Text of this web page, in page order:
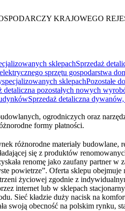
KRAJOWEGO
sklepachSprzedaż
sprzętu gospodarstwa
sklepachPozostałe
detaliczna pozostałych nowych
Sprzedaż detaliczna
ogrodniczych oraz
formy płatności.
różnorodne materiały
się z produktów
renomę jako zaufany partner
powietrze”. Oferta sklepu
życiowej zgodnie z
internet lub w sklepach
Sieć kładzie duży nacisk na
swoją obecność na polskim rynku,